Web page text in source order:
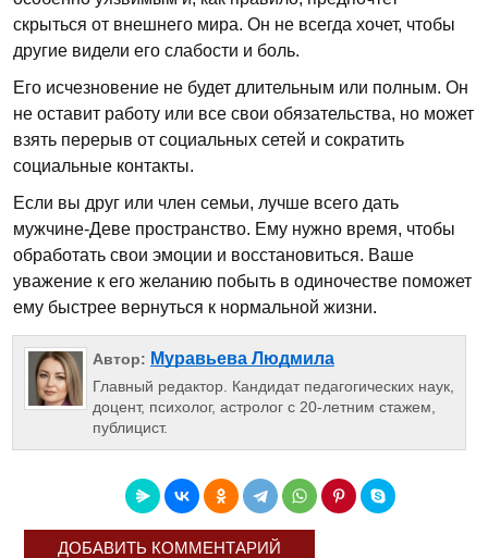
скрыться от внешнего мира. Он не всегда хочет, чтобы
другие видели его слабости и боль.
Его исчезновение не будет длительным или полным. Он
не оставит работу или все свои обязательства, но может
взять перерыв от социальных сетей и сократить
социальные контакты.
Если вы друг или член семьи, лучше всего дать
мужчине-Деве пространство. Ему нужно время, чтобы
обработать свои эмоции и восстановиться. Ваше
уважение к его желанию побыть в одиночестве поможет
ему быстрее вернуться к нормальной жизни.
Автор: Муравьева Людмила
Главный редактор. Кандидат педагогических наук,
доцент, психолог, астролог с 20-летним стажем,
публицист.
ДОБАВИТЬ КОММЕНТАРИЙ